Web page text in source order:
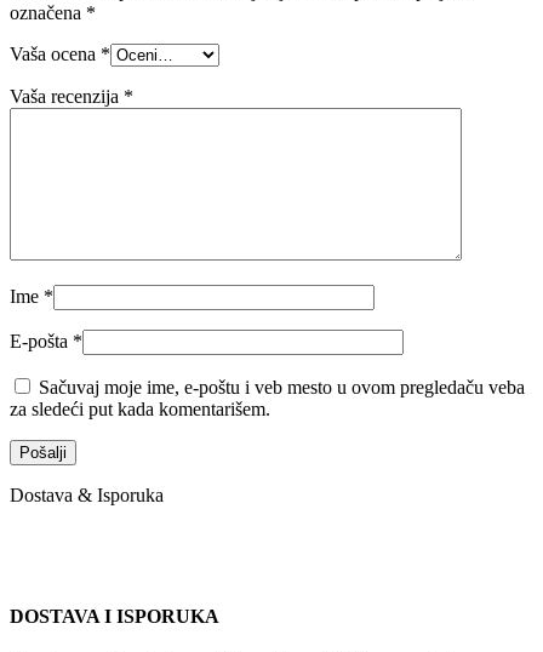
označena *
Vaša ocena *
Vaša recenzija *
Ime *
E-pošta *
Sačuvaj moje ime, e-poštu i veb mesto u ovom pregledaču veba
za sledeći put kada komentarišem.
Dostava & Isporuka
DOSTAVA I ISPORUKA